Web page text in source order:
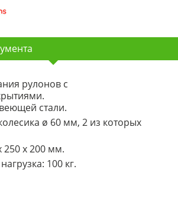
рулонов с
стали.
ø 60 мм, 2 из которых
250 х 200 мм.
100 кг.